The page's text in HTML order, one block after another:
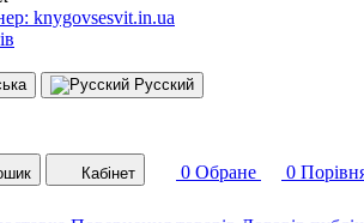
knygovsesvit.in.ua
Русский
Кабінет 0 Обране 0